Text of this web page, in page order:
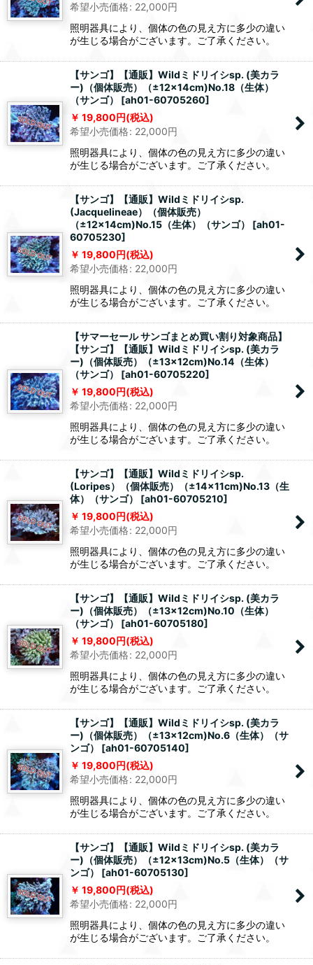
希望小売価格: 22,000円
照明器具により、個体の色の見え方に多少の違い
が生じる場合がございます。ご了承ください。
【サンゴ】【通販】Wildミドリイシsp. (美カラ
ー)（個体販売）（±12x14cm)No.18（生体）
（サンゴ）
[ah01-60705260]
19,800円(税込)
希望小売価格: 22,000円
照明器具により、個体の色の見え方に多少の違い
が生じる場合がございます。ご了承ください。
【サンゴ】【通販】Wildミドリイシsp.
(Jacquelineae）（個体販売）
（±12x14cm)No.15（生体）（サンゴ）
[ah01-
60705230]
19,800円(税込)
希望小売価格: 22,000円
照明器具により、個体の色の見え方に多少の違い
が生じる場合がございます。ご了承ください。
【サマーセール サンゴまとめ買い割り対象商品】
【サンゴ】【通販】Wildミドリイシsp. (美カラ
ー)（個体販売）（±13x12cm)No.14（生体）
（サンゴ）
[ah01-60705220]
19,800円(税込)
希望小売価格: 22,000円
照明器具により、個体の色の見え方に多少の違い
が生じる場合がございます。ご了承ください。
【サンゴ】【通販】Wildミドリイシsp.
(Loripes）（個体販売）（±14x11cm)No.13（生
体）（サンゴ）
[ah01-60705210]
19,800円(税込)
希望小売価格: 22,000円
照明器具により、個体の色の見え方に多少の違い
が生じる場合がございます。ご了承ください。
【サンゴ】【通販】Wildミドリイシsp. (美カラ
ー)（個体販売）（±13x12cm)No.10（生体）
（サンゴ）
[ah01-60705180]
19,800円(税込)
希望小売価格: 22,000円
照明器具により、個体の色の見え方に多少の違い
が生じる場合がございます。ご了承ください。
【サンゴ】【通販】Wildミドリイシsp. (美カラ
ー)（個体販売）（±13x12cm)No.6（生体）（サ
ンゴ）
[ah01-60705140]
19,800円(税込)
希望小売価格: 22,000円
照明器具により、個体の色の見え方に多少の違い
が生じる場合がございます。ご了承ください。
【サンゴ】【通販】Wildミドリイシsp. (美カラ
ー)（個体販売）（±12x13cm)No.5（生体）（サ
ンゴ）
[ah01-60705130]
19,800円(税込)
希望小売価格: 22,000円
照明器具により、個体の色の見え方に多少の違い
が生じる場合がございます。ご了承ください。